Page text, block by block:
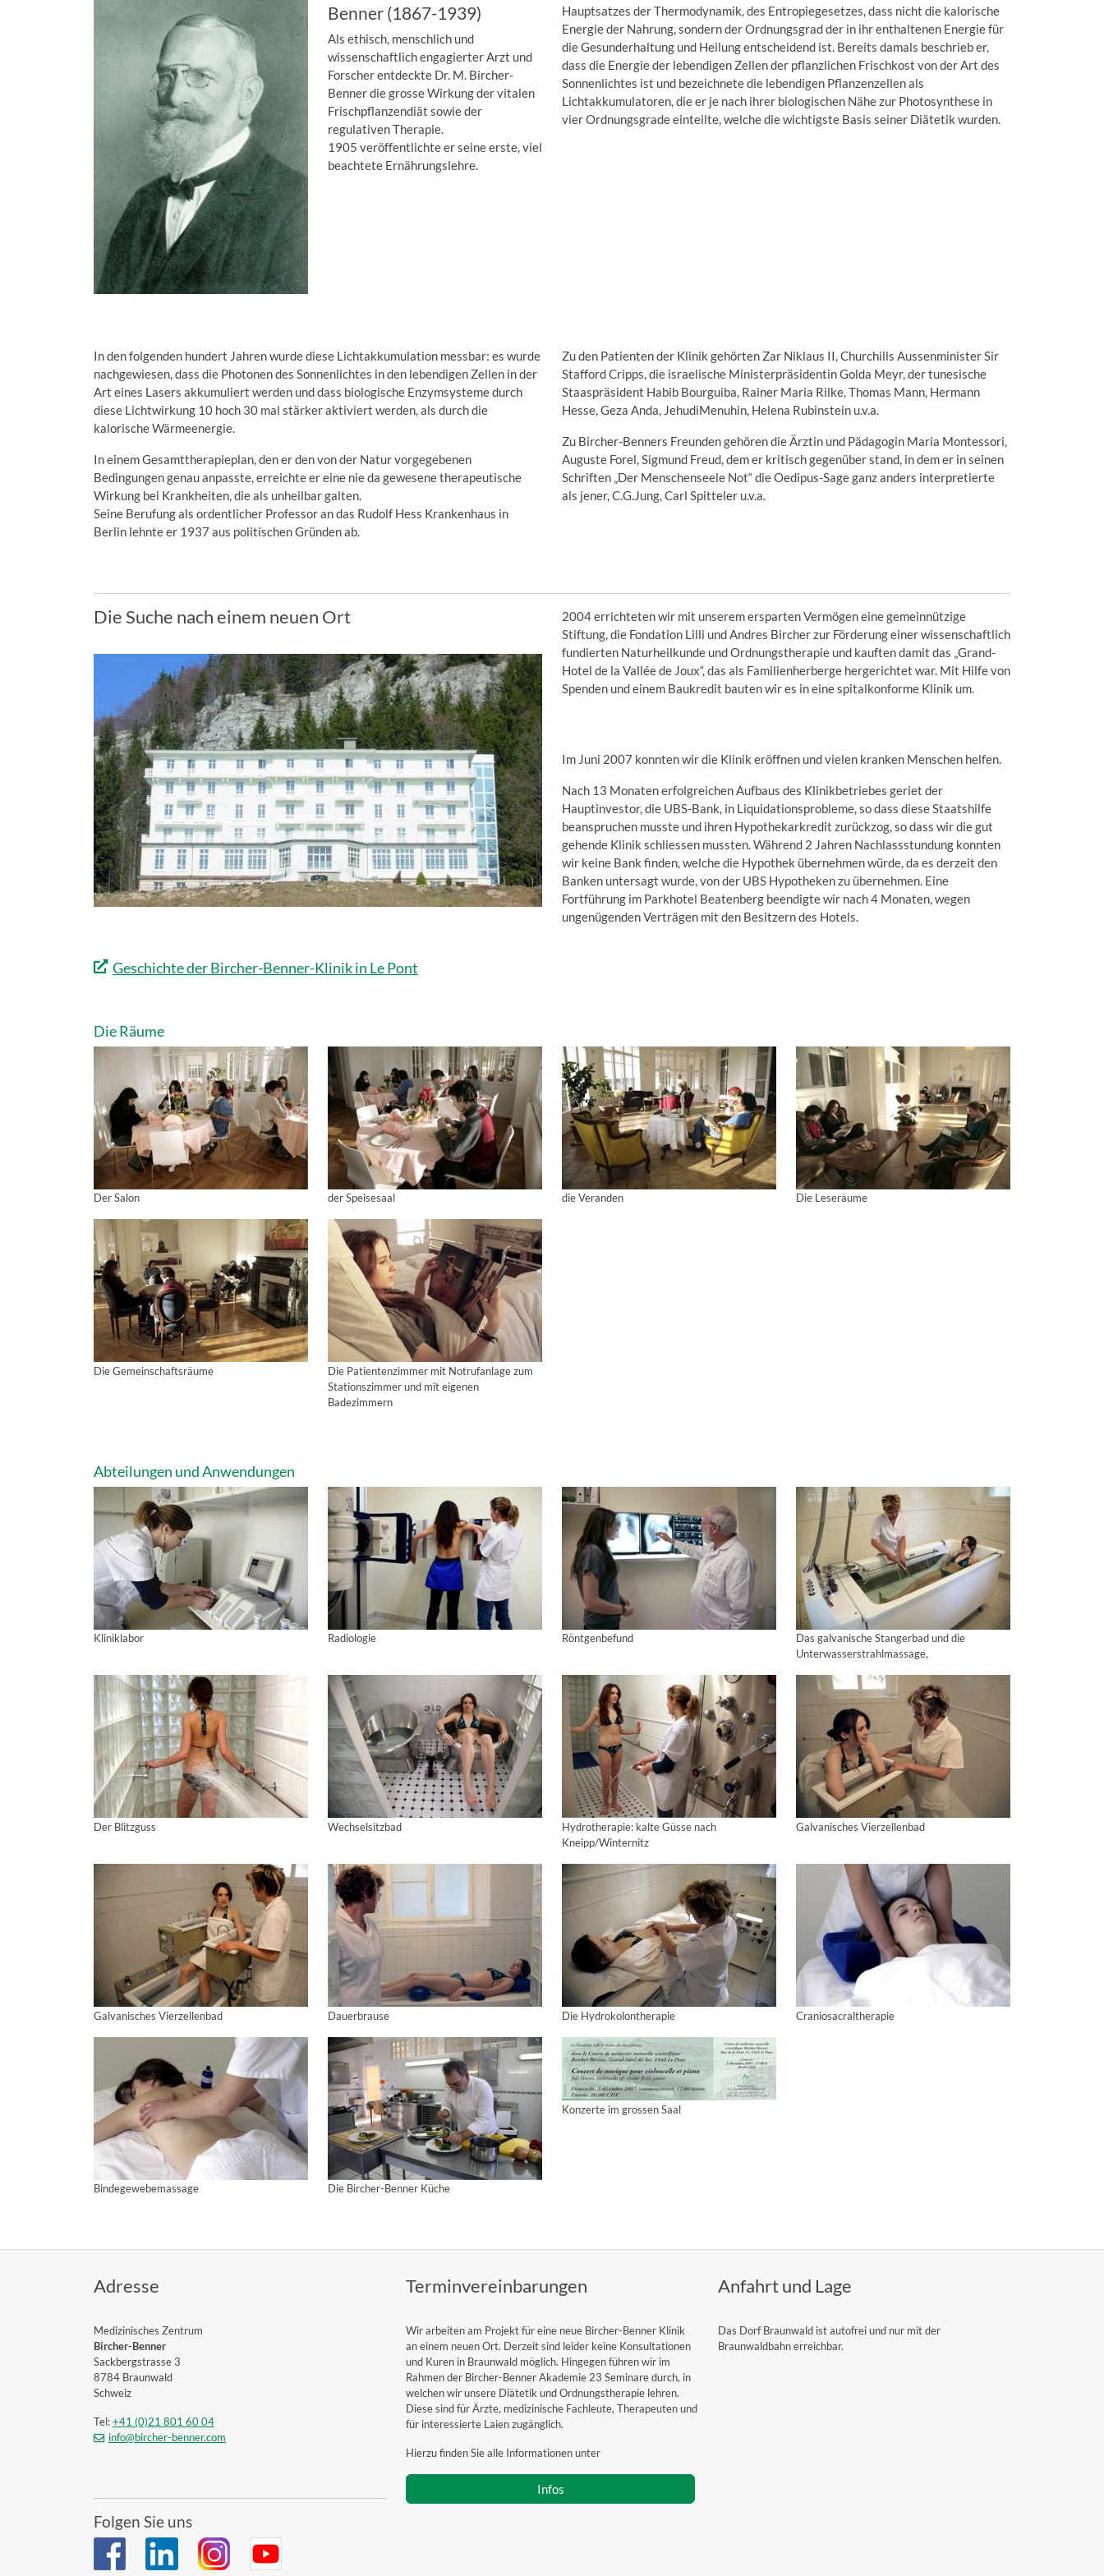
Benner (1867-1939)
Als ethisch, menschlich und
wissenschaftlich engagierter Arzt und
Forscher entdeckte Dr. M. Bircher-
Benner die grosse Wirkung der vitalen
Frischpflanzendiät sowie der
regulativen Therapie.
1905 veröffentlichte er seine erste, viel
beachtete Ernährungslehre.
Hauptsatzes der Thermodynamik, des Entropiegesetzes, dass nicht die kalorische
Energie der Nahrung, sondern der Ordnungsgrad der in ihr enthaltenen Energie für
die Gesunderhaltung und Heilung entscheidend ist. Bereits damals beschrieb er,
dass die Energie der lebendigen Zellen der pflanzlichen Frischkost von der Art des
Sonnenlichtes ist und bezeichnete die lebendigen Pflanzenzellen als
Lichtakkumulatoren, die er je nach ihrer biologischen Nähe zur Photosynthese in
vier Ordnungsgrade einteilte, welche die wichtigste Basis seiner Diätetik wurden.
In den folgenden hundert Jahren wurde diese Lichtakkumulation messbar: es wurde
nachgewiesen, dass die Photonen des Sonnenlichtes in den lebendigen Zellen in der
Art eines Lasers akkumuliert werden und dass biologische Enzymsysteme durch
diese Lichtwirkung 10 hoch 30 mal stärker aktiviert werden, als durch die
kalorische Wärmeenergie.
In einem Gesamttherapieplan, den er den von der Natur vorgegebenen
Bedingungen genau anpasste, erreichte er eine nie da gewesene therapeutische
Wirkung bei Krankheiten, die als unheilbar galten.
Seine Berufung als ordentlicher Professor an das Rudolf Hess Krankenhaus in
Berlin lehnte er 1937 aus politischen Gründen ab.
Zu den Patienten der Klinik gehörten Zar Niklaus II, Churchills Aussenminister Sir
Stafford Cripps, die israelische Ministerpräsidentin Golda Meyr, der tunesische
Staaspräsident Habib Bourguiba, Rainer Maria Rilke, Thomas Mann, Hermann
Hesse, Geza Anda, JehudiMenuhin, Helena Rubinstein u.v.a.
Zu Bircher-Benners Freunden gehören die Ärztin und Pädagogin Maria Montessori,
Auguste Forel, Sigmund Freud, dem er kritisch gegenüber stand, in dem er in seinen
Schriften „Der Menschenseele Not“ die Oedipus-Sage ganz anders interpretierte
als jener, C.G.Jung, Carl Spitteler u.v.a.
Die Suche nach einem neuen Ort
Geschichte der Bircher-Benner-Klinik in Le Pont
2004 errichteten wir mit unserem ersparten Vermögen eine gemeinnützige
Stiftung, die Fondation Lilli und Andres Bircher zur Förderung einer wissenschaftlich
fundierten Naturheilkunde und Ordnungstherapie und kauften damit das „Grand-
Hotel de la Vallée de Joux“, das als Familienherberge hergerichtet war. Mit Hilfe von
Spenden und einem Baukredit bauten wir es in eine spitalkonforme Klinik um.
Im Juni 2007 konnten wir die Klinik eröffnen und vielen kranken Menschen helfen.
Nach 13 Monaten erfolgreichen Aufbaus des Klinikbetriebes geriet der
Hauptinvestor, die UBS-Bank, in Liquidationsprobleme, so dass diese Staatshilfe
beanspruchen musste und ihren Hypothekarkredit zurückzog, so dass wir die gut
gehende Klinik schliessen mussten. Während 2 Jahren Nachlassstundung konnten
wir keine Bank finden, welche die Hypothek übernehmen würde, da es derzeit den
Banken untersagt wurde, von der UBS Hypotheken zu übernehmen. Eine
Fortführung im Parkhotel Beatenberg beendigte wir nach 4 Monaten, wegen
ungenügenden Verträgen mit den Besitzern des Hotels.
Die Räume
Der Salon der Speisesaal die Veranden Die Leseräume
Die Gemeinschaftsräume
Die Patientenzimmer mit Notrufanlage zum
Stationszimmer und mit eigenen
Badezimmern
Abteilungen und Anwendungen
Kliniklabor Radiologie Röntgenbefund
Das galvanische Stangerbad und die
Unterwasserstrahlmassage,
Der Blitzguss Wechselsitzbad
Hydrotherapie: kalte Güsse nach
Kneipp/Winternitz
Galvanisches Vierzellenbad
Galvanisches Vierzellenbad Dauerbrause Die Hydrokolontherapie Craniosacraltherapie
Bindegewebemassage Die Bircher-Benner Küche
Konzerte im grossen Saal
Adresse
Medizinisches Zentrum
Bircher-Benner
Sackbergstrasse 3
8784 Braunwald
Schweiz
Tel:+41 (0)21 801 60 04
info@bircher-benner.com
Folgen Sie uns
Terminvereinbarungen
Wir arbeiten am Projekt für eine neue Bircher-Benner Klinik
an einem neuen Ort. Derzeit sind leider keine Konsultationen
und Kuren in Braunwald möglich. Hingegen führen wir im
Rahmen der Bircher-Benner Akademie 23 Seminare durch, in
welchen wir unsere Diätetik und Ordnungstherapie lehren.
Diese sind für Ärzte, medizinische Fachleute, Therapeuten und
für interessierte Laien zugänglich.
Hierzu finden Sie alle Informationen unter
Infos
Anfahrt und Lage
Das Dorf Braunwald ist autofrei und nur mit der
Braunwaldbahn erreichbar.